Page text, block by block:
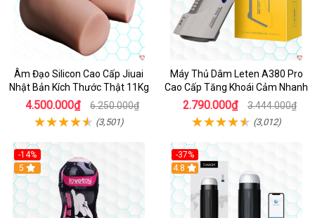
Âm Đạo Silicon Cao Cấp Jiuai
Nhật Bản Kích Thước Thật 11Kg
4.500.000₫ 6.250.000₫
(3,501)
Máy Thủ Dâm Leten A380 Pro
Cao Cấp Tăng Khoái Cảm Nhanh
2.790.000₫ 3.444.000₫
(3,012)
-14%
Hot
5
-37%
4.8